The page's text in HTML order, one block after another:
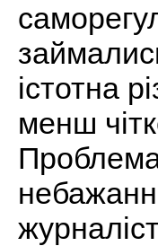
істотна
менш